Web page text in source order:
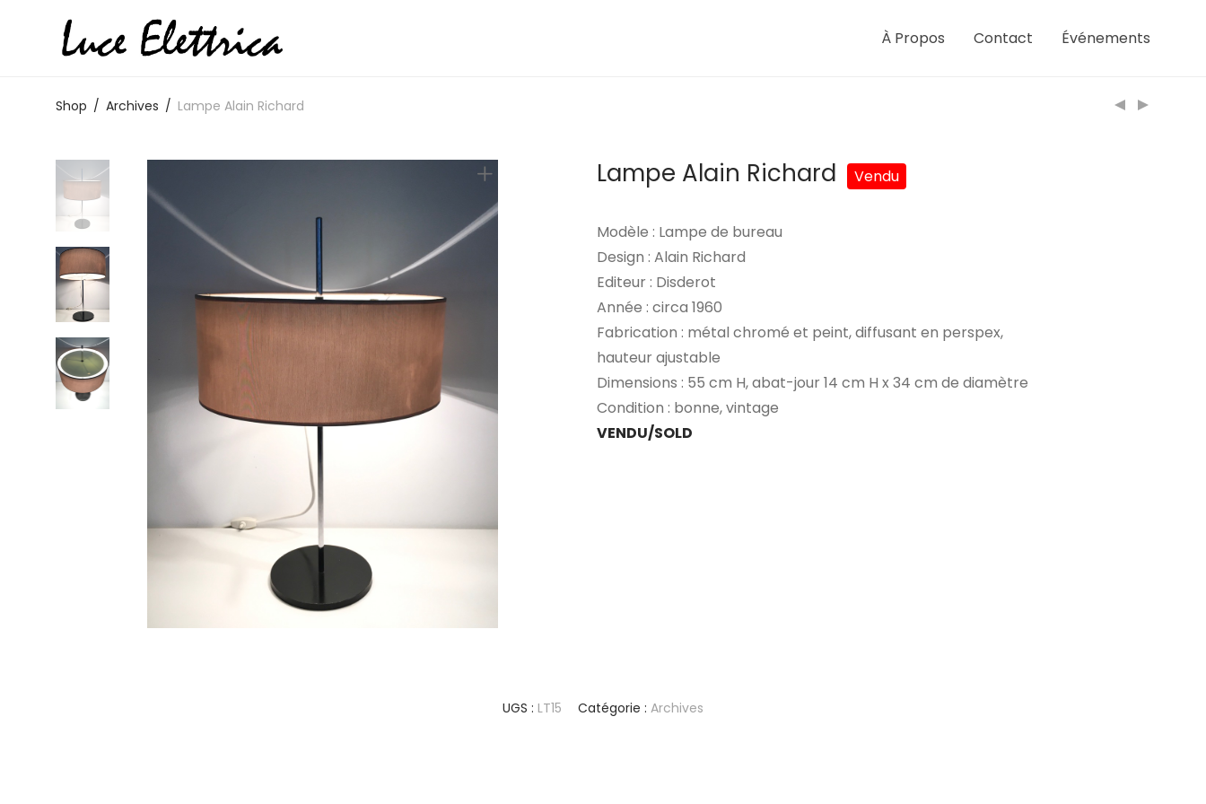
À Propos Contact Événements
Shop / Archives / Lampe Alain Richard
Lampe Alain Richard
Modèle : Lampe de bureau
Design : Alain Richard
Editeur : Disderot
Année : circa 1960
Fabrication : métal chromé et peint, diffusant en perspex,
hauteur ajustable
Dimensions : 55 cm H, abat-jour 14 cm H x 34 cm de diamètre
Condition : bonne, vintage
VENDU/SOLD
UGS : LT15 Catégorie : Archives